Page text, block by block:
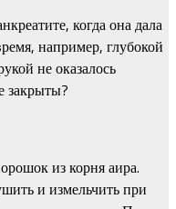
когда она дала
например, глубокой
не оказалось
закрыты?
из корня аира.
и измельчить при